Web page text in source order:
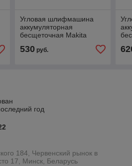
Угловая шлифмашина
аккумуляторная
бесщеточная Makita
оборотов (без АКБ)
530руб.
год
184, Червенский рынок в
17, Минск, Беларусь